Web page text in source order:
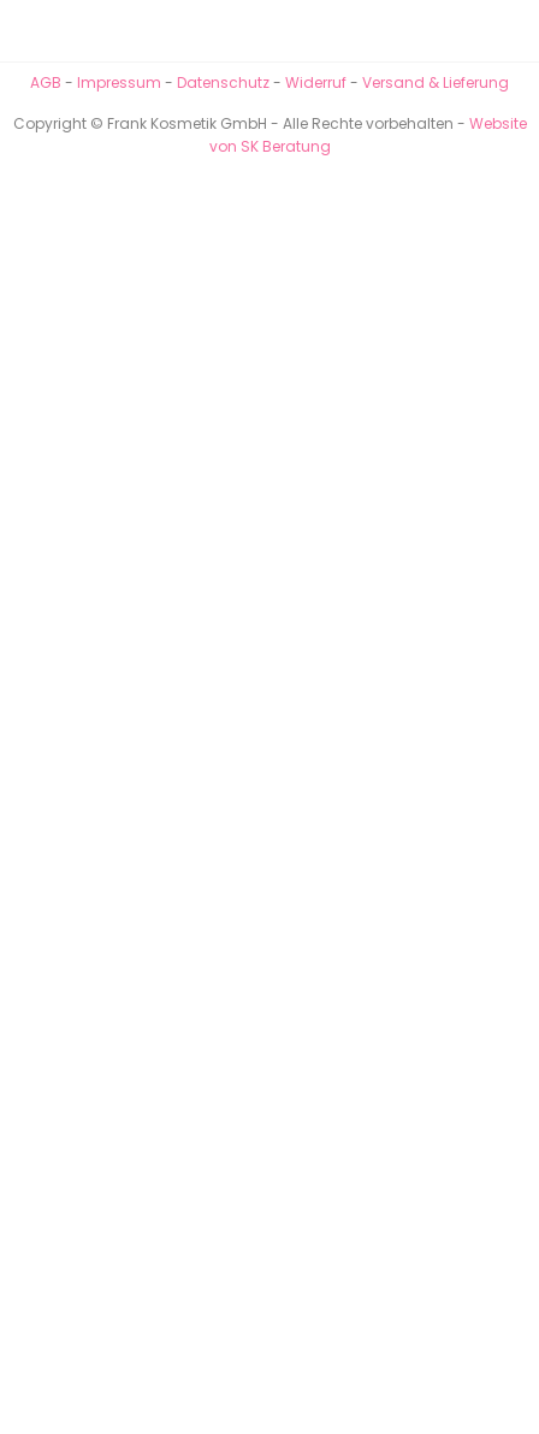
AGB - Impressum - Datenschutz- Widerruf- Versand & Lieferung
Copyright © Frank Kosmetik GmbH - Alle Rechte vorbehalten - Website
von SK Beratung